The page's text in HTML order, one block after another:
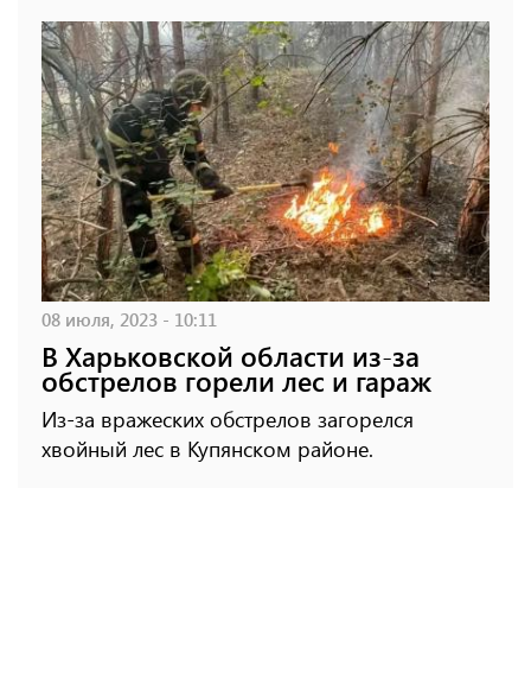
08 июля, 2023 - 10:11
В Харьковской области из-за
обстрелов горели лес и гараж
Из-за вражеских обстрелов загорелся
хвойный лес в Купянском районе.